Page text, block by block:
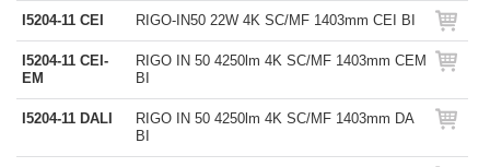
I5204-11 CEI RIGO-IN50 22W 4K SC/MF 1403mm CEI BI
I5204-11 CEI-
EM
RIGO IN 50 4250lm 4K SC/MF 1403mm CEM
BI
I5204-11 DALI
RIGO IN 50 4250lm 4K SC/MF 1403mm DA
BI